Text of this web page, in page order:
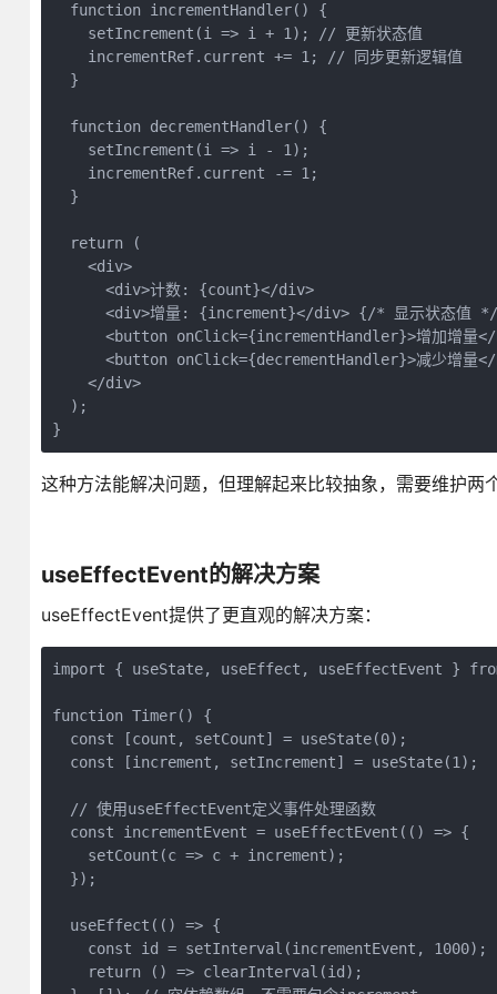
  function incrementHandler() {
    setIncrement(i => i + 1); // 更新状态值
    incrementRef.current += 1; // 同步更新逻辑值
  }
  function decrementHandler() {
    setIncrement(i => i - 1);
    incrementRef.current -= 1;
  }
  return (
    <div>
      <div>计数: {count}</div>
<div>增量: {increment}</div> {/* 显示状态值
<button onClick={incrementHandler}>增加增量
<button onClick={decrementHandler}>减少增量
    </div>
  );
}
这种方法能解决问题，但理解起来比较抽象，需要维护两
useEffectEvent的解决方案
useEffectEvent提供了更直观的解决方案：
import { useState, useEffect, useEffectEvent }
function Timer() {
  const [count, setCount] = useState(0);
  const [increment, setIncrement] = useState(1);
  // 使用useEffectEvent定义事件处理函数
  const incrementEvent = useEffectEvent(() => {
    setCount(c => c + increment);
  });
  useEffect(() => {
    const id = setInterval(incrementEvent, 1000);
    return () => clearInterval(id);